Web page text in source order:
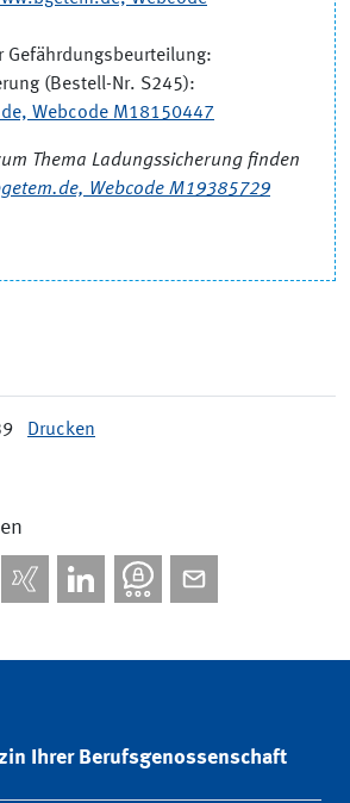
Gefährdungsbeurteilung:
(Bestell-Nr. S245):
Webcode M18150447
Thema Ladungssicherung finden
Webcode M19385729
Drucken
Ihrer Berufsgenossenschaft